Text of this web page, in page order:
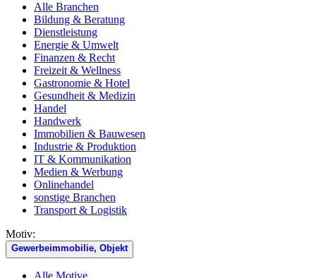
Alle Branchen
Bildung & Beratung
Dienstleistung
Energie & Umwelt
Finanzen & Recht
Freizeit & Wellness
Gastronomie & Hotel
Gesundheit & Medizin
Handel
Handwerk
Immobilien & Bauwesen
Industrie & Produktion
IT & Kommunikation
Medien & Werbung
Onlinehandel
sonstige Branchen
Transport & Logistik
Motiv:
Gewerbeimmobilie, Objekt
Alle Motive